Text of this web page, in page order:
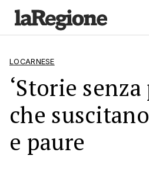
LOCARNESE
‘Storie senza
che
e paure